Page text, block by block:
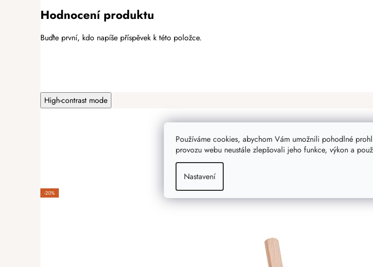
Používáme cookies, abychom Vám umožnili pohodlné
provozu webu neustále zlepšovali jeho funkce, výkon a
Nastavení
Hodnocení produktu
Buďte první, kdo napíše příspěvek k této položce.
High-contrast mode
Mohlo by Vás
-20%